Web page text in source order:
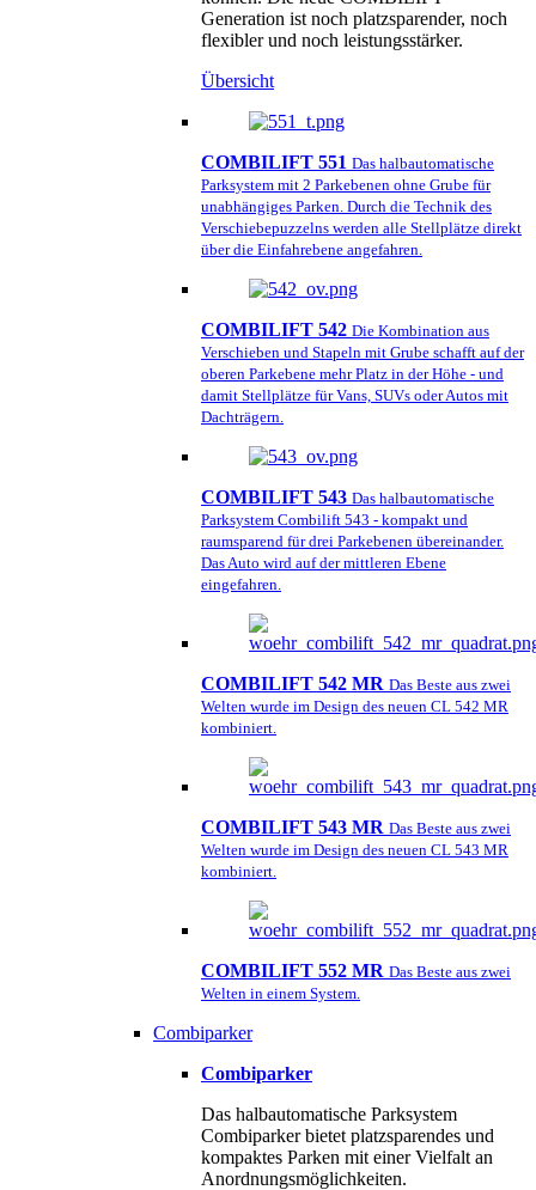
Generation ist noch platzsparender, noch
flexibler und noch leistungsstärker.
Übersicht
COMBILIFT 551 Das halbautomatische
Parksystem mit 2 Parkebenen ohne Grube für
unabhängiges Parken. Durch die Technik des
Verschiebepuzzelns werden alle Stellplätze direkt
über die Einfahrebene angefahren.
COMBILIFT 542 Die Kombination aus
Verschieben und Stapeln mit Grube schafft auf der
oberen Parkebene mehr Platz in der Höhe - und
damit Stellplätze für Vans, SUVs oder Autos mit
Dachträgern.
COMBILIFT 543 Das halbautomatische
Parksystem Combilift 543 - kompakt und
raumsparend für drei Parkebenen übereinander.
Das Auto wird auf der mittleren Ebene
eingefahren.
COMBILIFT 542 MR Das Beste aus zwei
Welten wurde im Design des neuen CL 542 MR
kombiniert.
COMBILIFT 543 MR Das Beste aus zwei
Welten wurde im Design des neuen CL 543 MR
kombiniert.
COMBILIFT 552 MR Das Beste aus zwei
Welten in einem System.
Combiparker
Combiparker
Das halbautomatische Parksystem
Combiparker bietet platzsparendes und
kompaktes Parken mit einer Vielfalt an
Anordnungsmöglichkeiten.